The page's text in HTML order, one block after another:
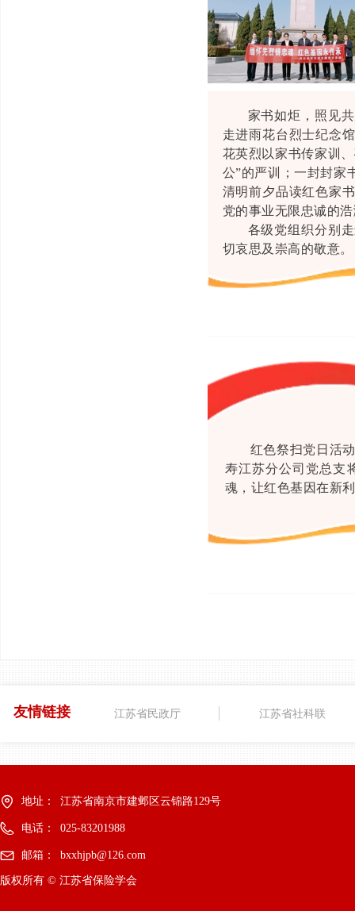
家书如炬，照见
走进雨花台烈士纪念
花英烈以家书传家训
公”的严训；一封封家
清明前夕品读红色家
党的事业无限忠诚的
各级党组织分别
切哀思及崇高的敬意。
红色祭扫党日活
寿江苏分公司党总支
魂，让红色基因在新
江苏省民政厅 江苏省社科联
友情链接
版权所有 © 江苏省保险学会
地址： 江苏省南京市建邺区云锦路129号
电话： 025-83201988
邮箱： bxxhjpb@126.com